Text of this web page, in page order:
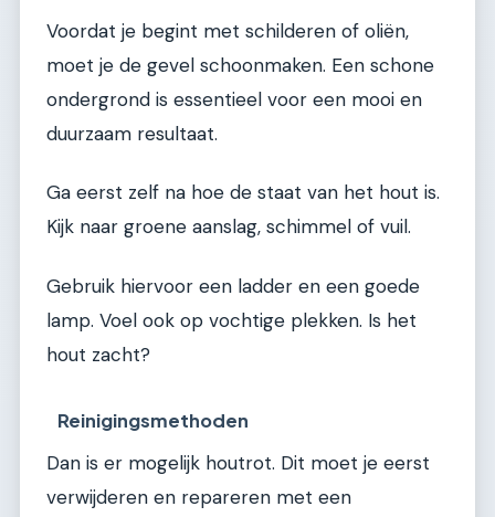
Voordat je begint met schilderen of oliën,
moet je de gevel schoonmaken. Een schone
ondergrond is essentieel voor een mooi en
duurzaam resultaat.
Ga eerst zelf na hoe de staat van het hout is.
Kijk naar groene aanslag, schimmel of vuil.
Gebruik hiervoor een ladder en een goede
lamp. Voel ook op vochtige plekken. Is het
hout zacht?
Reinigingsmethoden
Dan is er mogelijk houtrot. Dit moet je eerst
verwijderen en repareren met een